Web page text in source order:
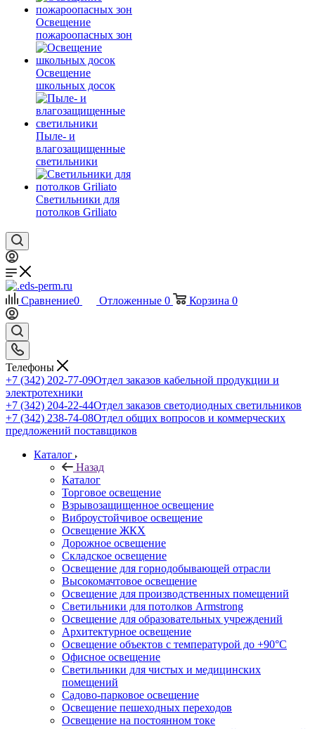
Освещение
пожароопасных зон
Освещение
школьных досок
Пыле- и
влагозащищенные
светильники
Светильники для
потолков Griliato
Сравнение0 Отложенные 0 Корзина 0
Телефоны
+7 (342) 202-77-09Отдел заказов кабельной продукции и
электротехники
+7 (342) 204-22-44Отдел заказов светодиодных светильников
+7 (342) 238-74-08Отдел общих вопросов и коммерческих
предложений поставщиков
Каталог
Назад
Каталог
Торговое освещение
Взрывозащищенное освещение
Виброустойчивое освещение
Освещение ЖКХ
Дорожное освещение
Складское освещение
Освещение для горнодобывающей отрасли
Высокомачтовое освещение
Освещение для производственных помещений
Светильники для потолков Armstrong
Освещение для образовательных учреждений
Архитектурное освещение
Освещение объектов с температурой до +90°С
Офисное освещение
Светильники для чистых и медицинских
помещений
Садово-парковое освещение
Освещение пешеходных переходов
Освещение на постоянном токе